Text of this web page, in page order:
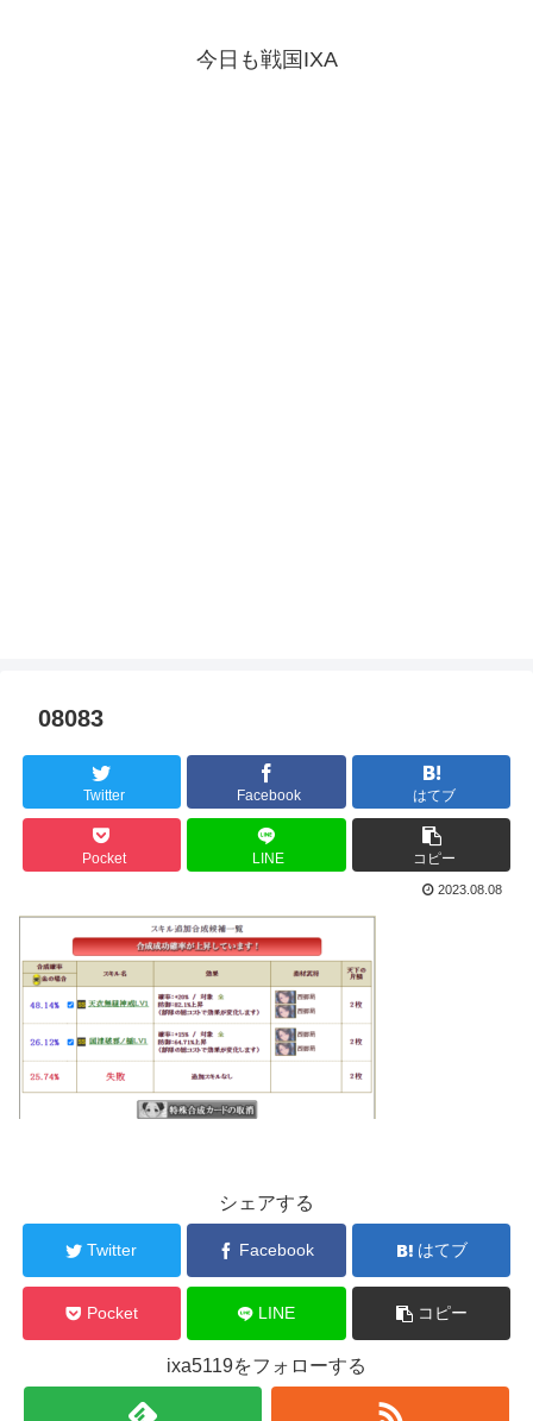
今日も戦国IXA
08083
Twitter Facebook はてブ
Pocket LINE コピー
2023.08.08
シェアする
Twitter Facebook はてブ
Pocket LINE コピー
ixa5119をフォローする